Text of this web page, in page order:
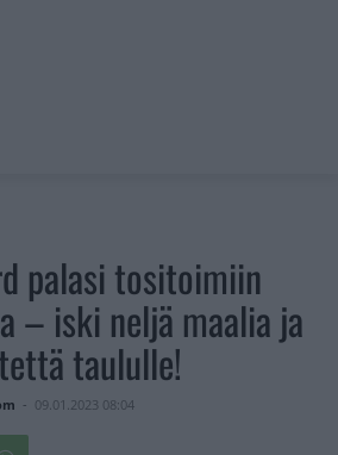
palasi tositoimiin
– iski neljä maalia ja
taululle!
- 09.01.2023 08:04